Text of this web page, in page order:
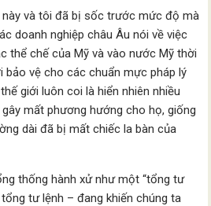
và tôi đã bị sốc trước mức độ mà
doanh nghiệp châu Âu nói về việc
thể chế của Mỹ và vào nước Mỹ thời
bảo vệ cho các chuẩn mực pháp lý
giới luôn coi là hiển nhiên nhiều
mất phương hướng cho họ, giống
dài đã bị mất chiếc la bàn của
thống hành xử như một “tổng tư
tư lệnh – đang khiến chúng ta